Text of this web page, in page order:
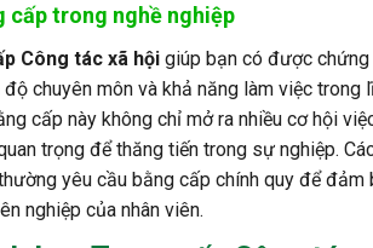
cấp trong nghề nghiệp
Công tác xã hội giúp bạn có được chứng
chuyên môn và khả năng làm việc trong
cấp này không chỉ mở ra nhiều cơ hội
trọng để thăng tiến trong sự nghiệp.
yêu cầu bằng cấp chính quy để đảm
nghiệp của nhân viên.